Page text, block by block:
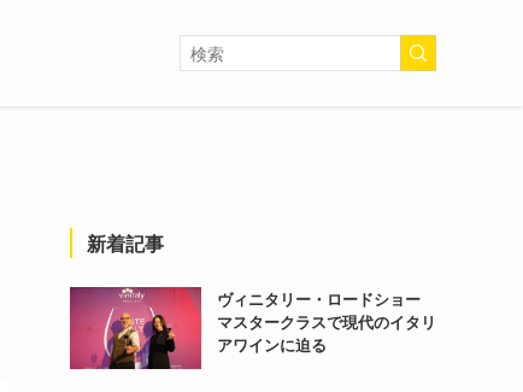
新着記事
ヴィニタリー・ロードショー
マスタークラスで現代のイタリ
アワインに迫る